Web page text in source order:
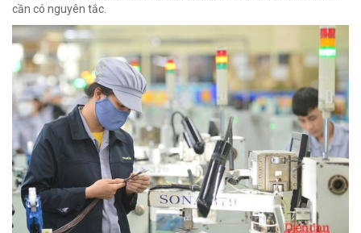
cần có nguyên tắc.